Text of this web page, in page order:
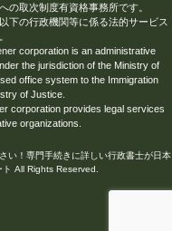
の取次制度有資格事務所です。
下の行政機関等に係る法的サービス
corporation is an administrative
the jurisdiction of the Ministry of
office system to the Immigration
of Justice.
corporation provides legal services
organizations.
い！専門手続きに詳しい行政書士が日本
ト All Rights Reserved.